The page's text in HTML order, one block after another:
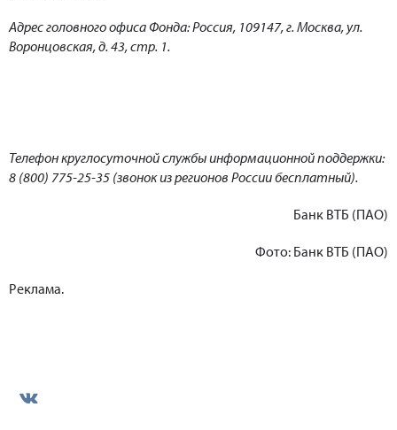
Адрес головного офиса Фонда: Россия, 109147, г. Москва, ул.
Воронцовская, д. 43, стр. 1.
Телефон круглосуточной службы информационной поддержки:
8 (800) 775-25-35 (звонок из регионов России бесплатный).
Банк ВТБ (ПАО)
Фото: Банк ВТБ (ПАО)
Реклама.